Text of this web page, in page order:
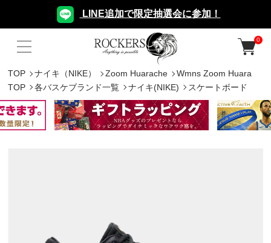
LINE追加で限定抽選会に参加！
0
TOP ナイキ（NIKE） Zoom Huarache
Wmns Zoom Huara
TOP
各バスケブランド一覧 ナイキ(NIKE) スケートボード